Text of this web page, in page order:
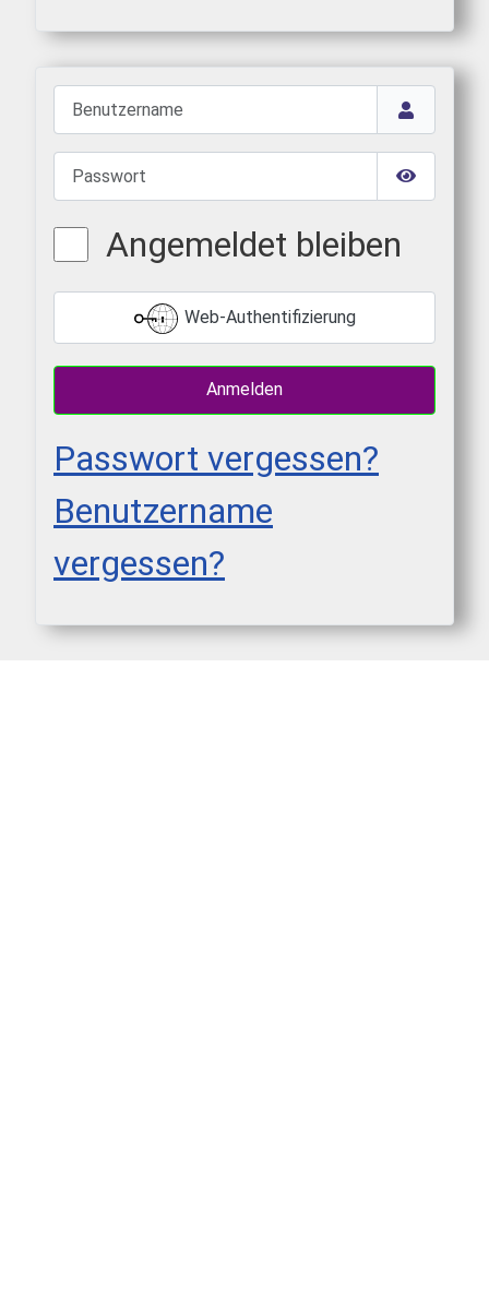
Benutzername
Passwort
Passwort
Angemeldet bleiben
Web-Authentifizierung
Anmelden
Passwort vergessen?
Benutzername
vergessen?